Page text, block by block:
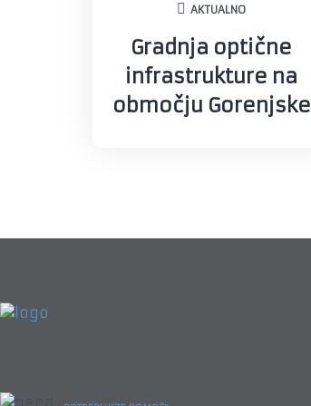
AKTUALNO
Gradnja optične
infrastrukture na
območju Gorenjske